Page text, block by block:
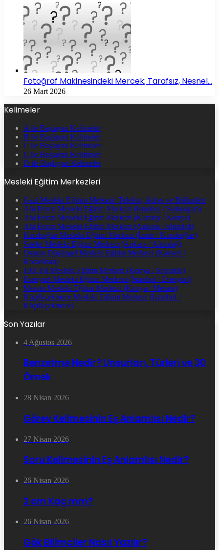
Fotoğraf Makinesindeki Mercek; Tarafsız, Nesnel…
26 Mart 2026
Kelimeler
A ile Başlayan Kelimeler
B ile Başlayan Kelimeler
C ile Başlayan Kelimeler
Ç ile Başlayan Kelimeler
D ile Başlayan Kelimeler
Mesleki Eğitim Merkezleri
Gazi Mesleki Eğitim Merkezi: Telefon, Adres ve Bölümleri
Ahi Evren Mesleki Eğitim Merkezi (İstanbul / Sultangazi)
Ahi Evran Mesleki Eğitim Merkezi (Karatay / Konya)
Ahi Evran Mesleki Eğitim Merkezi (Ankara / Altındağ)
Karabağlar Mesleki Eğitim Merkezi (İzmir / Karabağlar)
Siteler Mesleki Eğitim Merkezi (Ankara / Altındağ)
Osman Düşüngel Mesleki Eğitim Merkezi (Kayseri /
Kocasinan)
100. Yıl Mesleki Eğitim Merkezi (Konya / Selçuklu)
Esenyurt Mesleki Eğitim Merkezi (İstanbul / Esenyurt)
Meram Mesleki Eğitim Merkezi (Konya / Meram)
Küçükçekmece Mesleki Eğitim Merkezi (İstanbul /
Küçükçekmece)
Son Yazılar
4 Ağustos 2026
Benzetme Nedir? Unsurları, Türleri ve 30
Örnek
28 Nisan 2026
Görev Kelimesinin Eş Anlamlısı Nedir?
27 Nisan 2026
Soru Kelimesinin Eş Anlamlısı Nedir?
26 Nisan 2026
2 cm Kaç mm?
26 Nisan 2026
Gök Bilimciler Nasıl Yazılır?